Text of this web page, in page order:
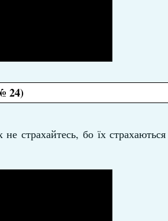
24)
страхайтесь, бо їх